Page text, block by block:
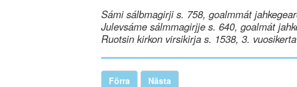
Sámi sálbmagirji s. 758, goalmmát
Julevsáme sálmmagirjje s. 640, goalmát
Ruotsin kirkon virsikirja s. 1538, 3. vuosikerta
Förra Nästa